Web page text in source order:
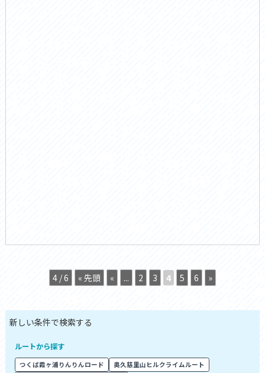
4 / 6 « 先頭 « ... 2 3 4 5 6 »
ルートから探す
つくば霞ヶ浦りんりんロード
奥久慈里山ヒルクライムルート